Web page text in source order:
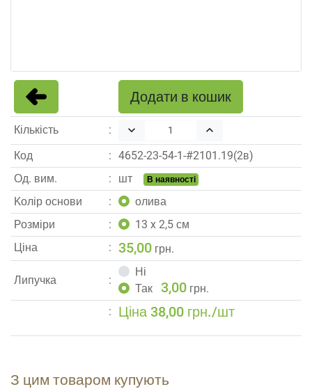
Додати в кошик
Кількість keyboard_arrow_down keyboard_arrow_up
Код 4652-23-54-1-#2101.19(2в)
Од. вим.
шт В наявності
Kолір основи
олива
Pозміри
13 x 2,5 см
Ціна
35,00 грн.
Липучка
Ні
Так
3,00 грн.
Ціна 38,00 грн./шт
З цим товаром купують